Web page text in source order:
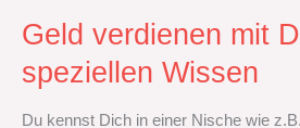
Geld verdienen mit
speziellen Wissen
Du kennst Dich in einer Nische wie
mit
Deinem
speziellen
Wissen